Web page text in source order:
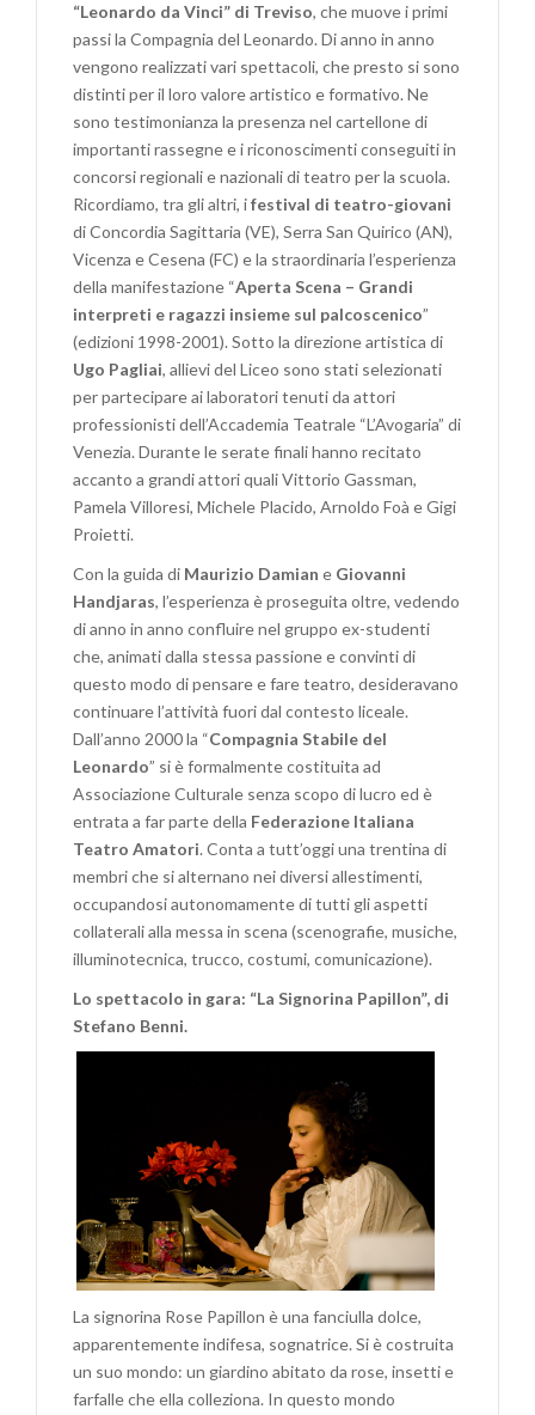
“Leonardo da Vinci” di Treviso, che muove i primi
passi la Compagnia del Leonardo. Di anno in anno
vengono realizzati vari spettacoli, che presto si sono
distinti per il loro valore artistico e formativo. Ne
sono testimonianza la presenza nel cartellone di
importanti rassegne e i riconoscimenti conseguiti in
concorsi regionali e nazionali di teatro per la scuola.
Ricordiamo, tra gli altri, ifestival di teatro-giovani
di Concordia Sagittaria (VE), Serra San Quirico (AN),
Vicenza e Cesena (FC) e la straordinaria l’esperienza
della manifestazione “Aperta Scena – Grandi
interpreti e ragazzi insieme sul palcoscenico”
(edizioni 1998-2001). Sotto la direzione artistica di
Ugo Pagliai, allievi del Liceo sono stati selezionati
per partecipare ai laboratori tenuti da attori
professionisti dell’Accademia Teatrale “L’Avogaria” di
Venezia. Durante le serate finali hanno recitato
accanto a grandi attori quali Vittorio Gassman,
Pamela Villoresi, Michele Placido, Arnoldo Foà e Gigi
Proietti.
Con la guida di Maurizio Damian e Giovanni
Handjaras, l’esperienza è proseguita oltre, vedendo
di anno in anno confluire nel gruppo ex-studenti
che, animati dalla stessa passione e convinti di
questo modo di pensare e fare teatro, desideravano
continuare l’attività fuori dal contesto liceale.
Dall’anno 2000 la “Compagnia Stabile del
Leonardo” si è formalmente costituita ad
Associazione Culturale senza scopo di lucro ed è
entrata a far parte della Federazione Italiana
Teatro Amatori. Conta a tutt’oggi una trentina di
membri che si alternano nei diversi allestimenti,
occupandosi autonomamente di tutti gli aspetti
collaterali alla messa in scena (scenografie, musiche,
illuminotecnica, trucco, costumi, comunicazione).
Lo spettacolo in gara: “La Signorina Papillon”, di
Stefano Benni.
La signorina Rose Papillon è una fanciulla dolce,
apparentemente indifesa, sognatrice. Si è costruita
un suo mondo: un giardino abitato da rose, insetti e
farfalle che ella colleziona. In questo mondo